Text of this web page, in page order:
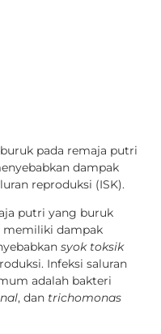
pada remaja putri
dampak
reproduksi (ISK).
putri yang buruk
memiliki dampak
syok toksik
Infeksi saluran
adalah bakteri
, dan trichomonas